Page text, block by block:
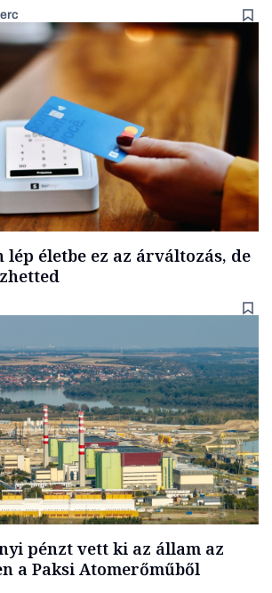
lép életbe ez az árváltozás, de
pénzt vett ki az állam az
a Paksi Atomerőműből